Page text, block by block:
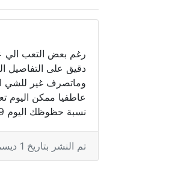
رغم بعض التعب الي
دقيق على التفاصيل
وماتصرف غير للشي
عاطفيا ممكن اليوم
نسبة حظوظك اليوم 59 %
تم النشر بتاريخ 1 ديسمبر، 2018